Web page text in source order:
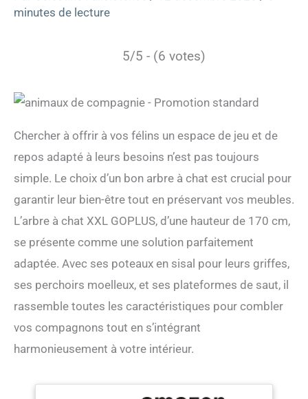
minutes de lecture
5/5 - (6 votes)
Chercher à offrir à vos félins un espace de jeu et de
repos adapté à leurs besoins n’est pas toujours
simple. Le choix d’un bon arbre à chat est crucial pour
garantir leur bien-être tout en préservant vos meubles.
L’arbre à chat XXL GOPLUS, d’une hauteur de 170 cm,
se présente comme une solution parfaitement
adaptée. Avec ses poteaux en sisal pour leurs griffes,
ses perchoirs moelleux, et ses plateformes de saut, il
rassemble toutes les caractéristiques pour combler
vos compagnons tout en s’intégrant
harmonieusement à votre intérieur.